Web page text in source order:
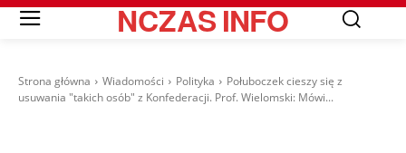
NCZASINFO
Strona główna Wiadomości Polityka
Połuboczek cieszy się z
usuwania "takich osób" z Konfederacji. Prof. Wielomski: Mówi...